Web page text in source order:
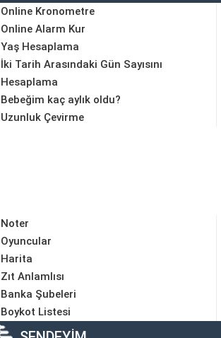
Online Kronometre
Online Alarm Kur
Yaş Hesaplama
İki Tarih Arasındaki Gün Sayısını
Hesaplama
Bebeğim kaç aylık oldu?
Uzunluk Çevirme
Noter
Oyuncular
Harita
Zıt Anlamlısı
Banka Şubeleri
Boykot Listesi